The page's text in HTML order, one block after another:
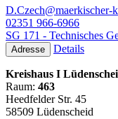
D.Czech@maerkischer-
02351 966-6966
SG 171 - Technisches
Adresse Details
Kreishaus I
Raum: 463
Heedfelder Str. 45
58509 Lüdenscheid